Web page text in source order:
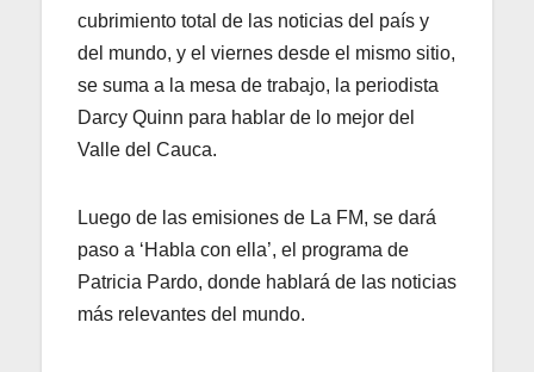
cubrimiento total de las noticias del país y
del mundo, y el viernes desde el mismo sitio,
se suma a la mesa de trabajo, la periodista
Darcy Quinn para hablar de lo mejor del
Valle del Cauca.
Luego de las emisiones de La FM, se dará
paso a ‘Habla con ella’, el programa de
Patricia Pardo, donde hablará de las noticias
más relevantes del mundo.